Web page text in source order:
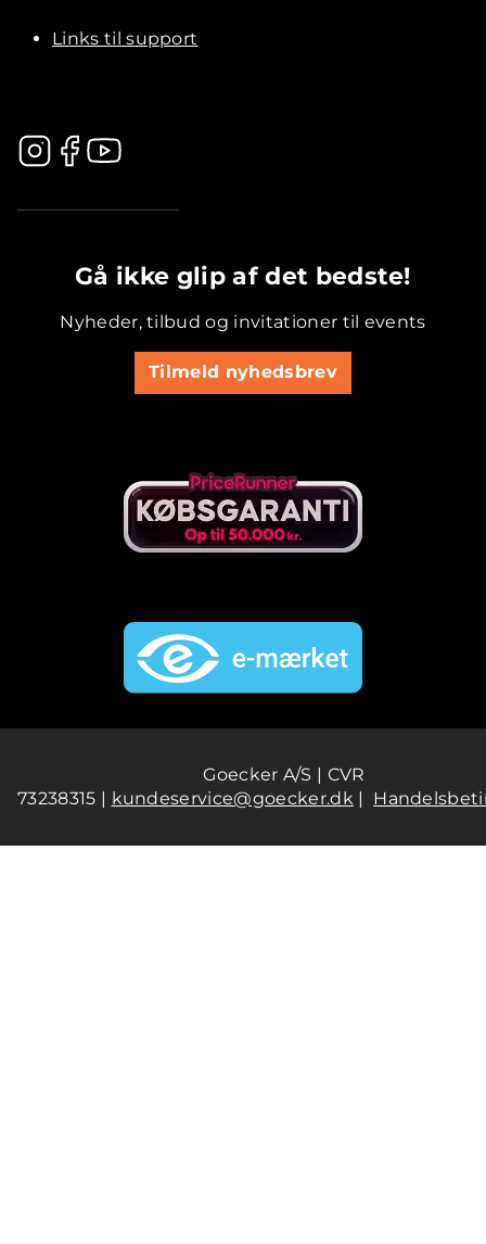
Links til support
Gå ikke glip af det bedste!
Nyheder, tilbud og invitationer til events
Tilmeld nyhedsbrev
Goecker A/S | CVR
73238315 | kundeservice@goecker.dk|